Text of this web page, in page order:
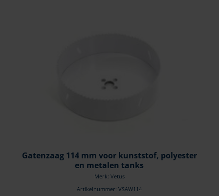
Gatenzaag 114 mm voor kunststof, polyester
en metalen tanks
Merk: Vetus
Artikelnummer: VSAW114